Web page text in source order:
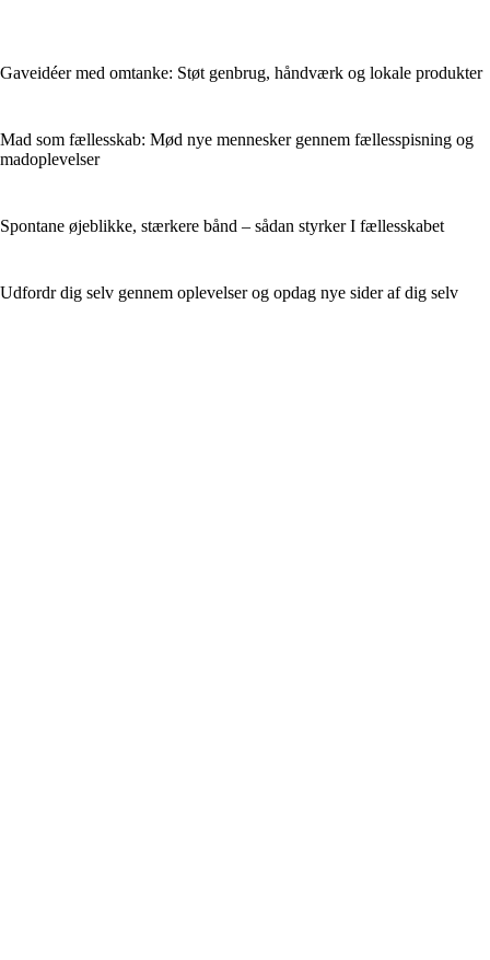
Gaveidéer med omtanke: Støt genbrug, håndværk og lokale produkter
Mad som fællesskab: Mød nye mennesker gennem fællesspisning og
madoplevelser
Spontane øjeblikke, stærkere bånd – sådan styrker I fællesskabet
Udfordr dig selv gennem oplevelser og opdag nye sider af dig selv